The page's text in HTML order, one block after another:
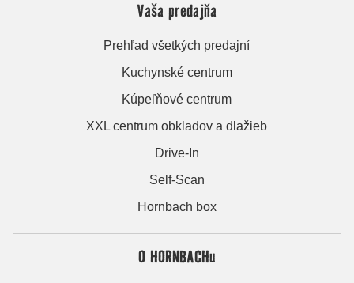
Vaša predajňa
Prehľad všetkých predajní
Kuchynské centrum
Kúpeľňové centrum
XXL centrum obkladov a dlažieb
Drive-In
Self-Scan
Hornbach box
O HORNBACHu